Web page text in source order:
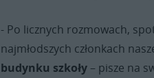
- Po licznych rozmowach,
najmłodszych członkach
budynku szkoły – pisze na